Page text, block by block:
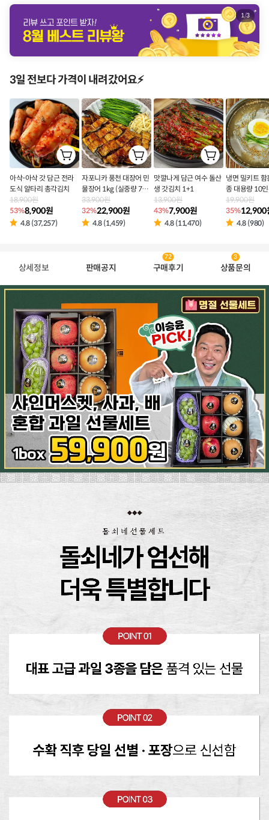
1/3
3일 전보다 가격이 내려갔어요⚡
아삭-아삭 갓 담근 전라
도식 알타리 총각김치
18,900원
53%8,900원
4.8 (37,257)
자포니카 풍천 대장어 민
물장어 1kg (실중량 700
g 내외)
33,900원
32%22,900원
4.8 (1,459)
맛깔나게 담근 여수 돌산
생 갓김치 1+1
13,900원
43%7,900원
4.8 (11,470)
냉면 밀키트 함
종 대용량 10
19,900원
35%12,900
4.8 (980)
상세정보 판매공지 구매후기
72
상품문의
3